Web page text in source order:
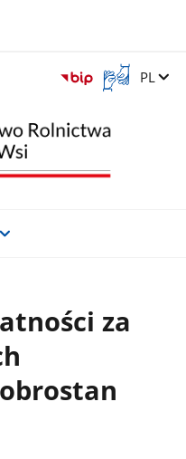
Otwórz
okno
tłumaczem
migowego
Zmień
PL
za